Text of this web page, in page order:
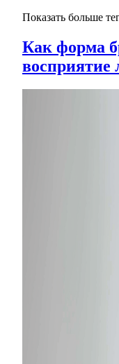
Показать больше
Как форма
восприятие